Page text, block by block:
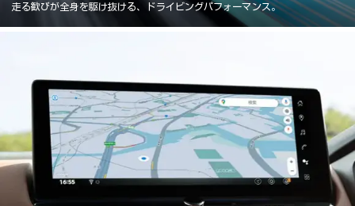
走る歓びが全身を駆け抜ける、ドライビングパフォーマンス。